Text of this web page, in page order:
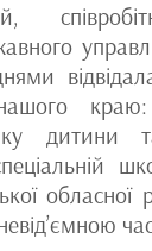
краю:
дитини
обласної